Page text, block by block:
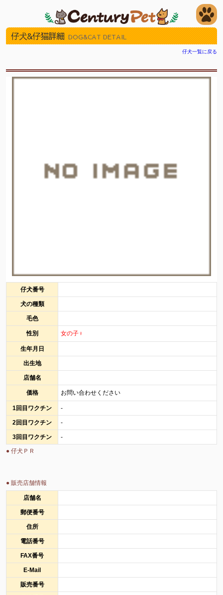
仔犬&仔猫詳細 DOG&CAT DETAIL
仔犬一覧に戻る
仔犬番号
犬の種類
毛色
性別 女の子♀
生年月日
出生地
店舗名
価格 お問い合わせください
1回目ワクチン -
2回目ワクチン -
3回目ワクチン
-
● 仔犬ＰＲ
● 販売店舗情報
店舗名
郵便番号
住所
電話番号
FAX番号
E-Mail
販売番号